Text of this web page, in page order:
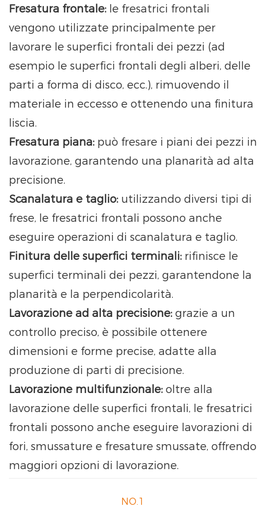
Fresatura frontale: le fresatrici frontali
vengono utilizzate principalmente per
lavorare le superfici frontali dei pezzi (ad
esempio le superfici frontali degli alberi, delle
parti a forma di disco, ecc.), rimuovendo il
materiale in eccesso e ottenendo una finitura
liscia.
Fresatura piana: può fresare i piani dei pezzi in
lavorazione, garantendo una planarità ad alta
precisione.
Scanalatura e taglio: utilizzando diversi tipi di
frese, le fresatrici frontali possono anche
eseguire operazioni di scanalatura e taglio.
Finitura delle superfici terminali: rifinisce le
superfici terminali dei pezzi, garantendone la
planarità e la perpendicolarità.
Lavorazione ad alta precisione: grazie a un
controllo preciso, è possibile ottenere
dimensioni e forme precise, adatte alla
produzione di parti di precisione.
Lavorazione multifunzionale: oltre alla
lavorazione delle superfici frontali, le fresatrici
frontali possono anche eseguire lavorazioni di
fori, smussature e fresature smussate, offrendo
maggiori opzioni di lavorazione.
NO.1